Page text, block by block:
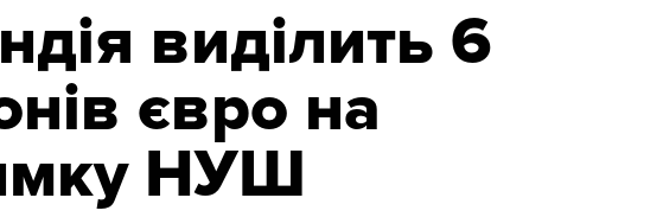
виділить 6
євро на
НУШ